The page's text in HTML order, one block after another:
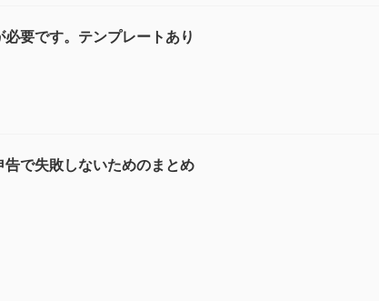
要です。テンプレートあり
で失敗しないためのまとめ